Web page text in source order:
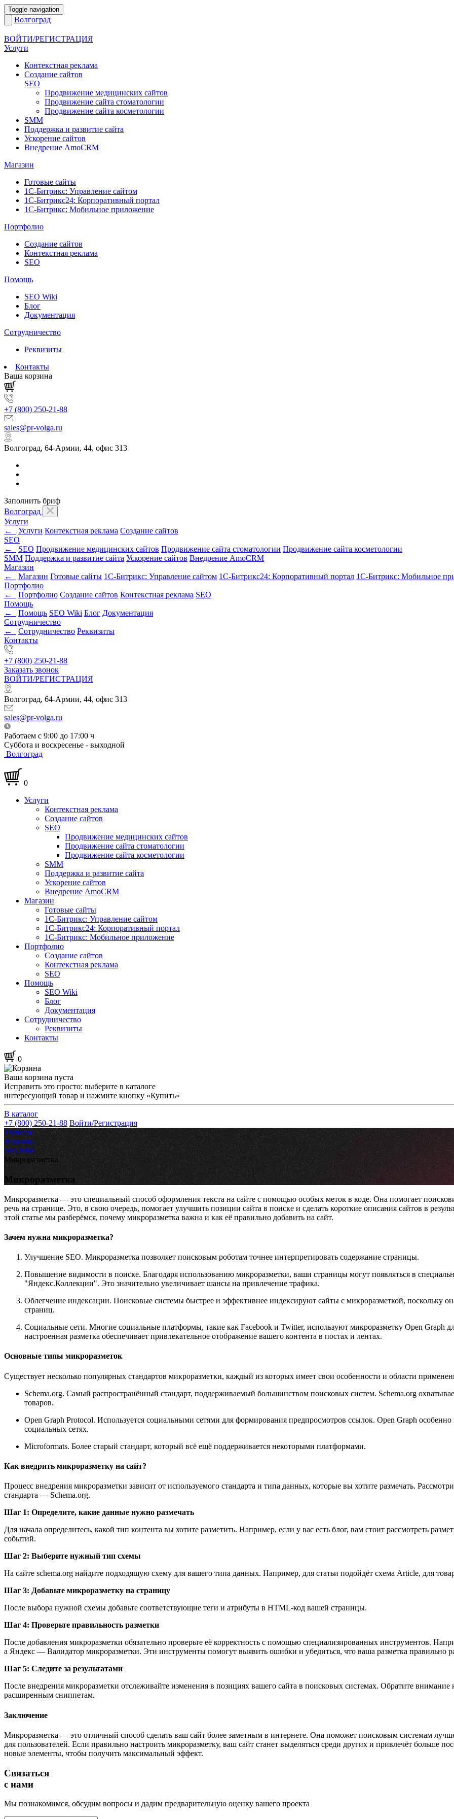
Toggle navigation
Волгоград
ВОЙТИ/РЕГИСТРАЦИЯ
Услуги
Контекстная реклама
Создание сайтов
SEO
Продвижение медицинских сайтов
Продвижение сайта стоматологии
Продвижение сайта косметологии
SMM
Поддержка и развитие сайта
Ускорение сайтов
Внедрение AmoCRM
Магазин
Готовые сайты
1С-Битрикс: Управление сайтом
1С-Битрикс24: Корпоративный портал
1С-Битрикс: Мобильное приложение
Портфолио
Создание сайтов
Контекстная реклама
SEO
Помощь
SEO Wiki
Блог
Документация
Сотрудничество
Реквизиты
Контакты
Ваша корзина
+7 (800) 250-21-88
sales@pr-volga.ru
Волгоград, 64-Армии, 44, офис 313
Заполнить бриф
Волгоград
Услуги
←
Услуги Контекстная реклама Создание сайтов
SEO
←
SEO Продвижение медицинских сайтов Продвижение сайта стоматологии Продвижение сайта косметологии
SMM Поддержка и развитие сайта Ускорение сайтов Внедрение AmoCRM
Магазин
←
Магазин Готовые сайты 1С-Битрикс: Управление сайтом 1С-Битрикс24: Корпоративный портал 1С-Битрикс: Мобильное
Портфолио
←
Портфолио Создание сайтов Контекстная реклама SEO
Помощь
←
Помощь SEO Wiki Блог Документация
Сотрудничество
←
Сотрудничество Реквизиты
Контакты
+7 (800) 250-21-88
Заказать звонок
ВОЙТИ/РЕГИСТРАЦИЯ
Волгоград, 64-Армии, 44, офис 313
sales@pr-volga.ru
Работаем с 9:00 до 17:00 ч
Суббота и воскресенье - выходной
Волгоград
0
Услуги
Контекстная реклама
Создание сайтов
SEO
Продвижение медицинских сайтов
Продвижение сайта стоматологии
Продвижение сайта косметологии
SMM
Поддержка и развитие сайта
Ускорение сайтов
Внедрение AmoCRM
Магазин
Готовые сайты
1С-Битрикс: Управление сайтом
1С-Битрикс24: Корпоративный портал
1С-Битрикс: Мобильное приложение
Портфолио
Создание сайтов
Контекстная реклама
SEO
Помощь
SEO Wiki
Блог
Документация
Сотрудничество
Реквизиты
Контакты
0
Ваша корзина пуста
Исправить это просто: выберите в каталоге
интересующий товар и нажмите кнопку «Купить»
В каталог
+7 (800) 250-21-88 Войти/Регистрация
Главная
Помощь
Seo Wiki
Микроразметка
Микроразметка
Микроразметка — это специальный способ оформления текста на сайте с помощью особых меток в коде. Она помогает
речь на странице. Это, в свою очередь, помогает улучшить позиции сайта в поиске и сделать короткие описания сайтов в
этой статье мы разберёмся, почему микроразметка важна и как её правильно добавить на сайт.
Зачем нужна микроразметка?
Улучшение SEO. Микроразметка позволяет поисковым роботам точнее интерпретировать содержание страницы.
Повышение видимости в поиске. Благодаря использованию микроразметки, ваши страницы могут появляться в
"Яндекс.Коллекции". Это значительно увеличивает шансы на привлечение трафика.
Облегчение индексации. Поисковые системы быстрее и эффективнее индексируют сайты с микроразметкой, поскольку
страниц.
Социальные сети. Многие социальные платформы, такие как Facebook и Twitter, используют микроразметку Open Graph
настроенная разметка обеспечивает привлекательное отображение вашего контента в постах и лентах.
Основные типы микроразметок
Существует несколько популярных стандартов микроразметки, каждый из которых имеет свои особенности и области
Schema.org. Самый распространённый стандарт, поддерживаемый большинством поисковых систем. Schema.org
товаров.
Open Graph Protocol. Используется социальными сетями для формирования предпросмотров ссылок. Open Graph
социальных сетях.
Microformats. Более старый стандарт, который всё ещё поддерживается некоторыми платформами.
Как внедрить микроразметку на сайт?
Процесс внедрения микроразметки зависит от используемого стандарта и типа данных, которые вы хотите размечать.
стандарта — Schema.org.
Шаг 1: Определите, какие данные нужно размечать
Для начала определитесь, какой тип контента вы хотите разметить. Например, если у вас есть блог, вам стоит рассмотреть
событий.
Шаг 2: Выберите нужный тип схемы
На сайте schema.org найдите подходящую схему для вашего типа данных. Например, для статьи подойдёт схема Article, для
Шаг 3: Добавьте микроразметку на страницу
После выбора нужной схемы добавьте соответствующие теги и атрибуты в HTML-код вашей страницы.
Шаг 4: Проверьте правильность разметки
После добавления микроразметки обязательно проверьте её корректность с помощью специализированных инструментов.
а Яндекс — Валидатор микроразметки. Эти инструменты помогут выявить ошибки и убедиться, что ваша разметка правильно
Шаг 5: Следите за результатами
После внедрения микроразметки отслеживайте изменения в позициях вашего сайта в поисковых системах. Обратите
расширенным сниппетам.
Заключение
Микроразметка — это отличный способ сделать ваш сайт более заметным в интернете. Она поможет поисковым системам
для пользователей. Если правильно настроить микроразметку, ваш сайт станет выделяться среди других и привлечёт больше
новые элементы, чтобы получить максимальный эффект.
Связаться
с нами
Мы познакомимся, обсудим вопросы и дадим предварительную оценку вашего проекта